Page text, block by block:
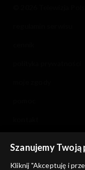
Szanujemy
Kliknij "Akceptuję i